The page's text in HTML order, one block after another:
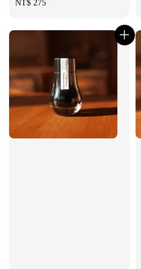
Regular
NT$ 275